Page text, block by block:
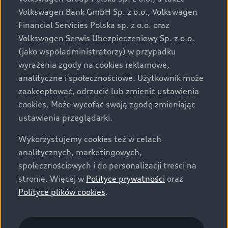
mogą przedstawiać wyposażenie opcjonalne, dostępne
za dopłatą. Wiążące ustalenie ceny, wyposażenia i
specyfikacji pojazdu następują w umowie sprzedaży, a
określenie parametrów technicznych zawiera
świadectwo homologacji typu pojazdu. Zastrzegamy
sobie prawo do zmian i pomyłek. Wszelkie informacje
prezentowane na stronie są aktualne na dzień ich
zamieszczania. W celu uzyskania najnowszych
informacji prosimy kontaktować się z Partnerem Marki
Audi.
Wszystkie produkowane obecnie samochody marki Audi
są wykonywane z materiałów spełniających pod
względem możliwości odzysku i recyklingu wymagania
określone w normie ISO 22628 i są zgodne z
europejskimi świadectwami homologacji wydanymi wg
o.o. podlega obowiązkowi zapewnienia wszystkim
Volkswagen Bank GmbH Sp. z o.o., Volkswagen
Financial Servicies Polska sp. z o.o. oraz
Volkswagen Serwis Ubezpieczeniowy Sp. z o.o.
(jako współadministratorzy) w przypadku
wyrażenia zgody na cookies reklamowe,
analityczne i społecznościowe. Użytkownik może
zaakceptować, odrzucić lub zmienić ustawienia
cookies. Może wycofać swoją zgodę zmieniając
ustawienia przeglądarki.
Wykorzystujemy cookies też w celach
analitycznych, marketingowych,
społecznościowych i do personalizacji treści na
stronie. Więcej w Polityce prywatności oraz
Polityce plików cookies.